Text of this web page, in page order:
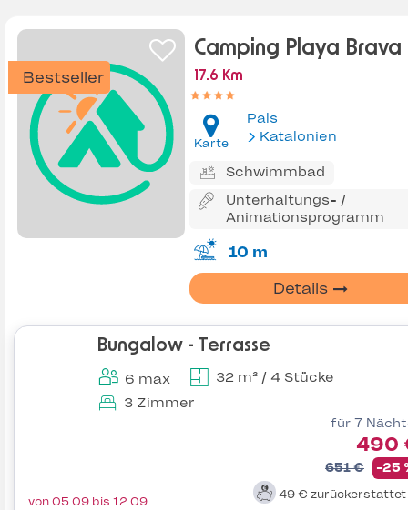
Bestseller
Camping Playa Brava
17.6 Km
Karte
Pals
Katalonien
Schwimmbad
Unterhaltungs- /
Animationsprogramm
10 m
Details
Bungalow - Terrasse
6 max
32 m² / 4 Stücke
3 Zimmer
für 7
490
651 € -25
49 € zurückerstattet
von 05.09 bis 12.09